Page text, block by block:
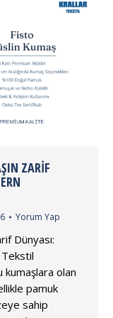
ZARIF
Yorum Yap
Dünyası:
kumaşlara olan
pamuk
sahip